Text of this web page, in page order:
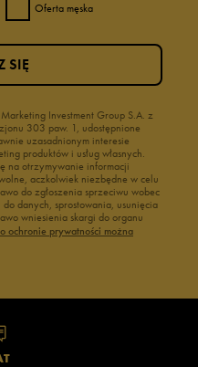
Oferta męska
Investment Group S.A. z
303 paw. 1, udostępnione
uzasadnionym interesie
produktów i usług własnych.
na otrzymywanie informacji
aczkolwiek niezbędne w celu
do zgłoszenia sprzeciwu wobec
danych, sprostowania, usunięcia
wniesienia skargi do organu
ochronie prywatności można
SIĘ